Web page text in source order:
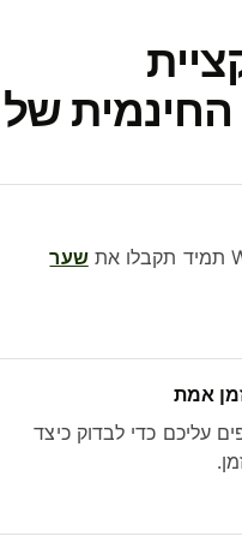
של
שער
אמת
כדי לבדוק כיצד